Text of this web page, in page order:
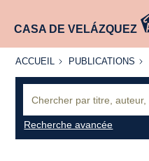
CASA DE VELÁZQUEZ
ACCUEIL
ACCUEIL PUBLICATIONS
PUBLICATIONS
Recherche avancée